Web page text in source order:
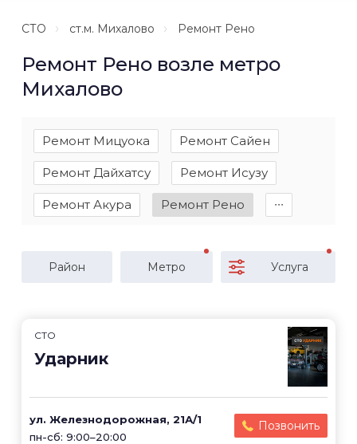
СТО ст.м. Михалово Ремонт Рено
Ремонт Рено возле метро
Михалово
Ремонт Мицуока Ремонт Сайен
Ремонт Дайхатсу Ремонт Исузу
Ремонт Акура Ремонт Рено ∙∙∙
Район Метро Услуга
СТО
Ударник
ул. Железнодорожная, 21А/1
пн-сб: 9:00–20:00
Позвонить